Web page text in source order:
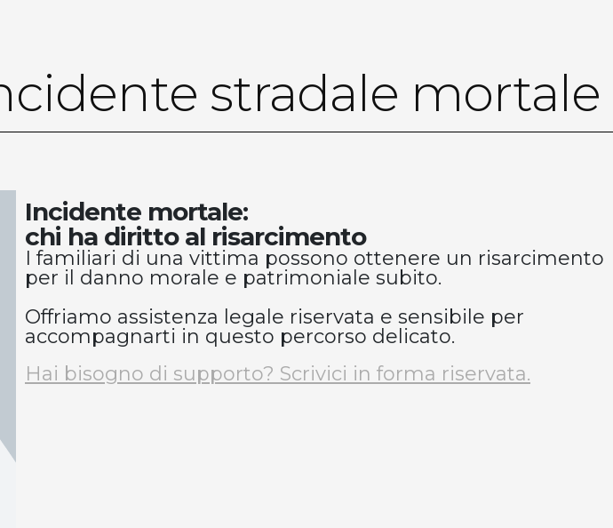
stradale mortale
Incidente mortale:
chi ha diritto al risarcimento
I familiari di una vittima possono ottenere un risarcimento
per il danno morale e patrimoniale subito.
Offriamo assistenza legale riservata e sensibile per
accompagnarti in questo percorso delicato.
Hai bisogno di supporto? Scrivici in forma riservata.